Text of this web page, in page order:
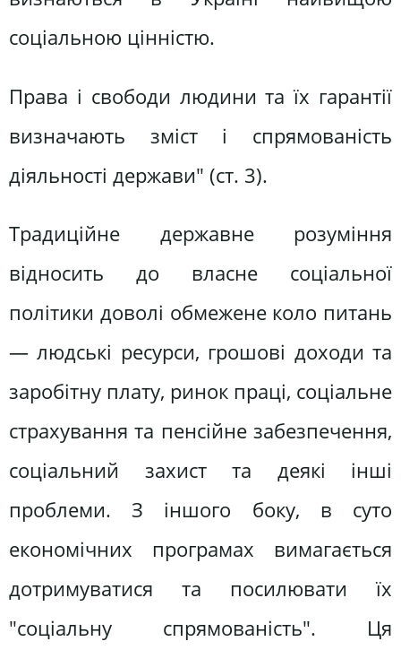
соціальною цінністю.
Права і свободи людини та їх гарантії
визначають зміст і спрямованість
діяльності держави" (ст. 3).
Традиційне державне розуміння
відносить до власне соціальної
політики доволі обмежене коло питань
— людські ресурси, грошові доходи та
заробітну плату, ринок праці, соціальне
страхування та пенсійне забезпечення,
соціальний захист та деякі інші
проблеми. З іншого боку, в суто
економічних програмах вимагається
дотримуватися та посилювати їх
"соціальну спрямованість". Ця